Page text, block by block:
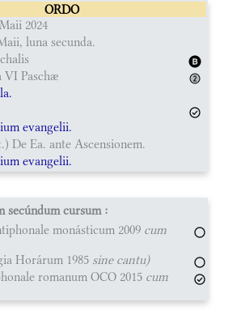
ORDO
2024
luna secunda.
VI Paschæ
evangelii.
De Ea. ante Ascensionem.
evangelii.
secúndum cursum :
monásticum 2009 cum
Horárum 1985 sine cantu)
romanum OCO 2015 cum